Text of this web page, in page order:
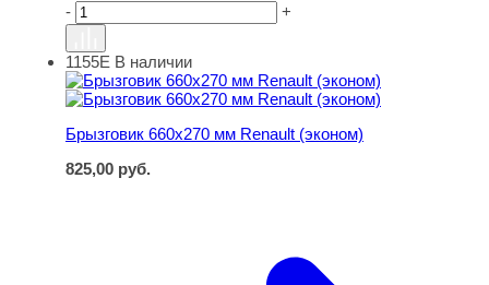
- +
Брызговик 660х270 мм Renault (эконом)
1155Е В наличии
Брызговик 660х270 мм Renault (эконом)
825,00 руб.